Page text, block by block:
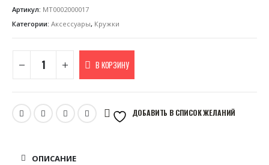
Артикул: MT0002000017
Категории: Аксессуары, Кружки
В КОРЗИНУ
ДОБАВИТЬ В СПИСОК ЖЕЛАНИЙ
ОПИСАНИЕ